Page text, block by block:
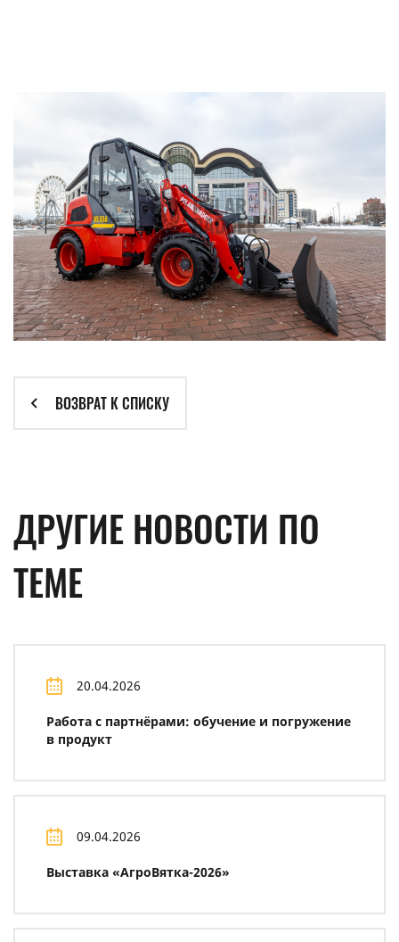
ВОЗВРАТ К СПИСКУ
ДРУГИЕ НОВОСТИ ПО
ТЕМЕ
20.04.2026
Работа с партнёрами: обучение и погружение
в продукт
09.04.2026
Выставка «АгроВятка-2026»